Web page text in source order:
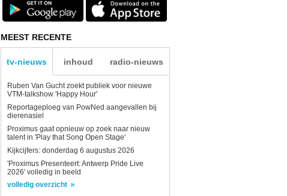
MEEST RECENTE
tv-nieuws inhoud radio-nieuws
Ruben Van Gucht zoekt publiek voor nieuwe
VTM-talkshow 'Happy Hour'
Reportageploeg van PowNed aangevallen bij
dierenasiel
Proximus gaat opnieuw op zoek naar nieuw
talent in 'Play that Song Open Stage'
Kijkcijfers: donderdag 6 augustus 2026
'Proximus Presenteert: Antwerp Pride Live
2026' volledig in beeld
volledig overzicht